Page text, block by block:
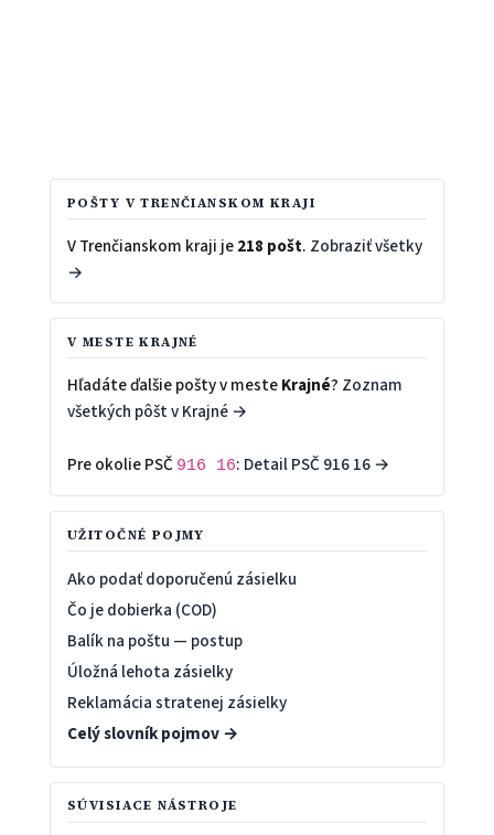
POŠTY V TRENČIANSKOM KRAJI
V Trenčianskom kraji je218 pošt. Zobraziť všetky
→
V MESTE KRAJNÉ
Hľadáte ďalšie pošty v mesteKrajné? Zoznam
všetkých pôšt v Krajné →
Pre okolie PSČ 916 16: Detail PSČ 916 16 →
UŽITOČNÉ POJMY
Ako podať doporučenú zásielku
Čo je dobierka (COD)
Balík na poštu — postup
Úložná lehota zásielky
Reklamácia stratenej zásielky
Celý slovník pojmov →
SÚVISIACE NÁSTROJE